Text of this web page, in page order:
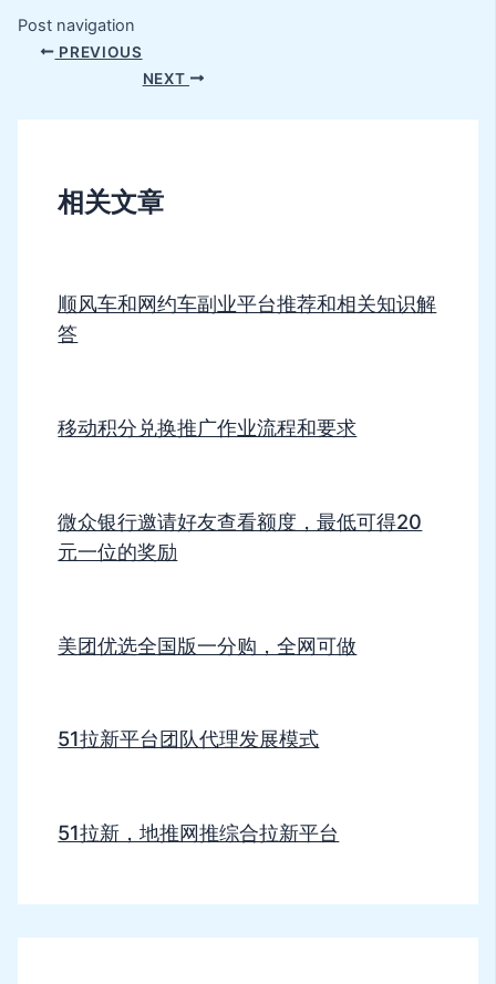
Post navigation
PREVIOUS
NEXT
相关文章
顺风车和网约车副业平台推荐和相关知识解
答
移动积分兑换推广作业流程和要求
微众银行邀请好友查看额度，最低可得20
元一位的奖励
美团优选全国版一分购，全网可做
51拉新平台团队代理发展模式
51拉新，地推网推综合拉新平台